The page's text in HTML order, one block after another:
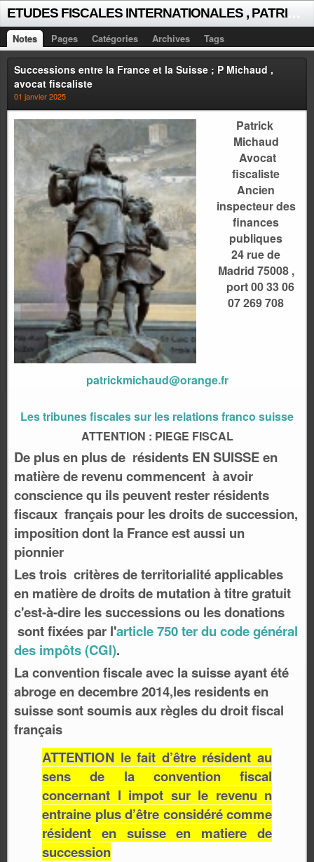
Notes Pages Catégories Archives Tags
Successions entre la France et la Suisse ; P Michaud ,
avocat fiscaliste
01 janvier 2025
Patrick
Michaud
Avocat
fiscaliste
Ancien
inspecteur des
finances
publiques
24 rue de
Madrid 75008,
port 00 33 06
07 269 708
patrickmichaud@orange.fr
Les tribunes fiscales sur les relations franco suisse
ATTENTION : PIEGE FISCAL
De plus en plus de résidents EN SUISSE en
matière de revenu commencent à avoir
conscience qu ils peuvent rester résidents
fiscaux français pour les droits de succession,
imposition dont la France est aussi un
pionnier
Les trois critères de territorialité applicables
en matière de droits de mutation à titre gratuit
c'est-à-dire les successions ou les donations
sont fixées par l'article 750 ter du code général
des impôts(CGI).
La convention fiscale avec la suisse ayant été
abroge en decembre 2014,les residents en
suisse sont soumis aux règles du droit fiscal
français
ATTENTION le fait d’être résident au
sens de la convention fiscal
concernant l impot sur le revenu n
entraine plus d’être considéré comme
résident en suisse en matiere de
succession